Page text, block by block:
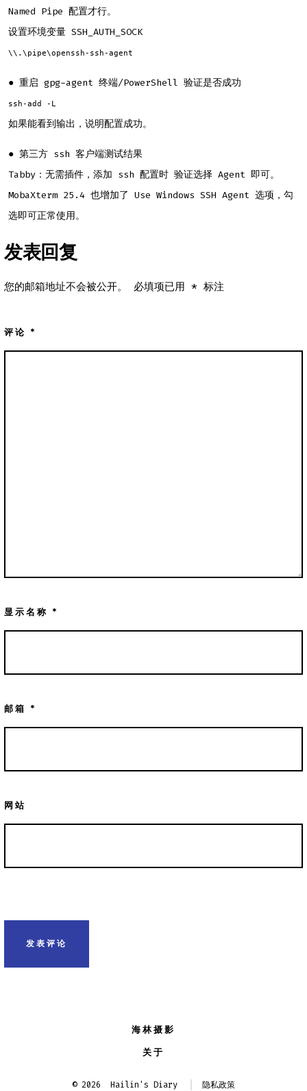
Named Pipe 配置才行。
设置环境变量 SSH_AUTH_SOCK
\\.\pipe\openssh-ssh-agent
● 重启 gpg-agent 终端/PowerShell 验证是否成功
ssh-add -L
如果能看到输出，说明配置成功。
● 第三方 ssh 客户端测试结果
Tabby：无需插件，添加 ssh 配置时 验证选择 Agent 即可。
MobaXterm 25.4 也增加了 Use Windows SSH Agent 选项，勾
选即可正常使用。
发表回复
您的邮箱地址不会被公开。 必填项已用* 标注
评论*
显示名称*
邮箱*
网站
海林摄影
关于
© 2026 Hailin's Diary 隐私政策